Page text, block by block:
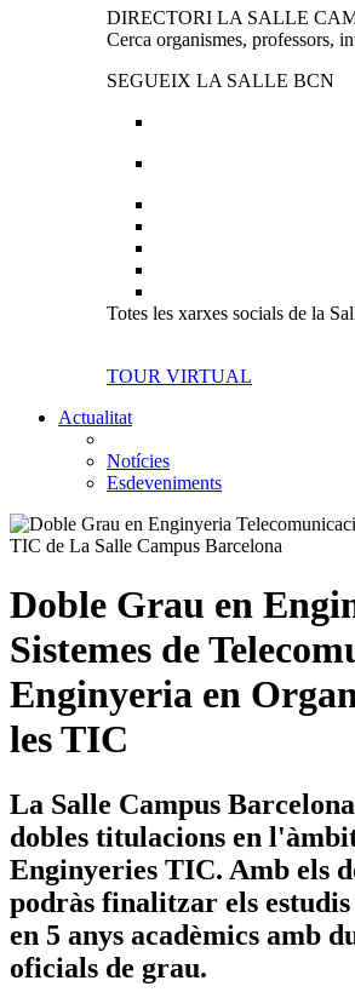
DIRECTORI LA SALLE
Cerca organismes, professors,
SEGUEIX LA SALLE BCN
Totes les xarxes socials de la
TOUR VIRTUAL
Actualitat
Notícies
Esdeveniments
Doble Grau en
Sistemes de
Enginyeria en
les TIC
La Salle Campus
dobles titulacions en
Enginyeries TIC. Amb els
podràs finalitzar els
en 5 anys acadèmics amb
oficials de grau.